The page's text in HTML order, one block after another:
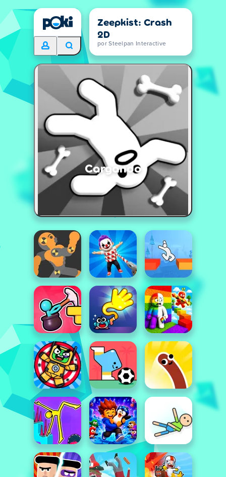
Zeepkist: Crash
2D
por Steelpan Interactive
Cargando